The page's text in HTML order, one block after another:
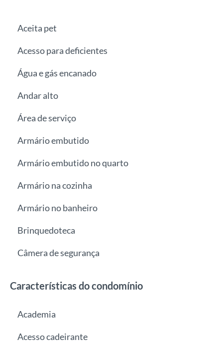
Aceita pet
Acesso para deficientes
Água e gás encanado
Andar alto
Área de serviço
Armário embutido
Armário embutido no quarto
Armário na cozinha
Armário no banheiro
Brinquedoteca
Câmera de segurança
Características do condomínio
Academia
Acesso cadeirante